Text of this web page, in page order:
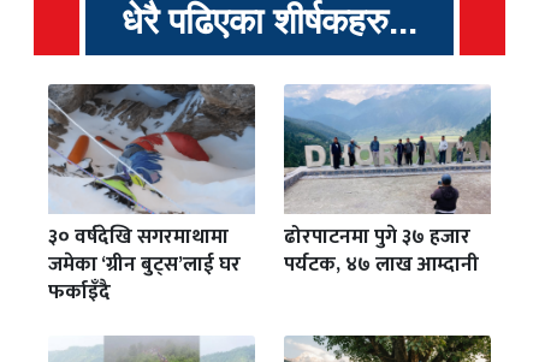
धेरै पढिएका शीर्षकहरु...
३० वर्षदेखि सगरमाथामा
जमेका ‘ग्रीन बुट्स’लाई घर
फर्काइँदै
ढोरपाटनमा पुगे ३७ हजार
पर्यटक, ४७ लाख आम्दानी